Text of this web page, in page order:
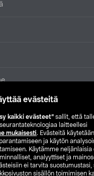
evästeitä
kaikki evästeet” sallit, että
laitteellesi
mukaisesti. Evästeitä
ja käytön
Käytämme neljänlaisia
analyyttiset ja
ei tarvita suostumustasi,
sisällön toimimisen
Etsi myymälä
SE NO FI
FI SV